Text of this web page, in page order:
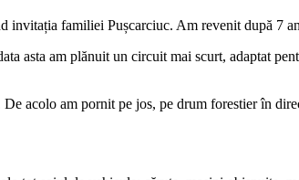
familiei Pușcarciuc. Am revenit după 7
asta am plănuit un circuit mai scurt, adaptat
acolo am pornit pe jos, pe drum forestier în